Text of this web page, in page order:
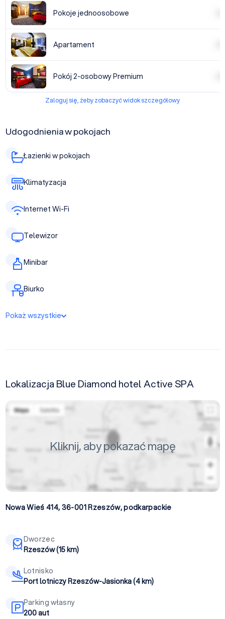
Pokoje jednoosobowe
Apartament
Pokój 2-osobowy Premium
Zaloguj się, żeby zobaczyć widok szczegółowy
Udogodnienia w pokojach
Łazienki w pokojach
Klimatyzacja
Internet Wi-Fi
Telewizor
Minibar
Biurko
Pokaż wszystkie
Lokalizacja Blue Diamond hotel Active SPA
Kliknij, aby pokazać mapę
Nowa Wieś 414, 36-001Rzeszów,podkarpackie
Dworzec
Rzeszów (15 km)
Lotnisko
Port lotniczy Rzeszów-Jasionka (4 km)
Parking własny
200 aut